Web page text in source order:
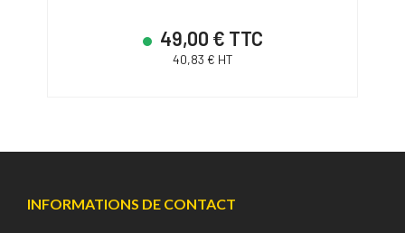
49,00 € TTC
40,83 € HT
INFORMATIONS DE CONTACT